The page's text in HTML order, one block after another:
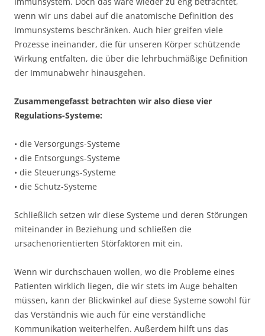
wenn wir uns dabei auf die anatomische Definition des
Immunsystems beschränken. Auch hier greifen viele
Prozesse ineinander, die für unseren Körper schützende
Wirkung entfalten, die über die lehrbuchmäßige Definition
der Immunabwehr hinausgehen.
Zusammengefasst betrachten wir also diese vier
Regulations-Systeme:
• die Versorgungs-Systeme
• die Entsorgungs-Systeme
• die Steuerungs-Systeme
• die Schutz-Systeme
Schließlich setzen wir diese Systeme und deren Störungen
miteinander in Beziehung und schließen die
ursachenorientierten Störfaktoren mit ein.
Wenn wir durchschauen wollen, wo die Probleme eines
Patienten wirklich liegen, die wir stets im Auge behalten
müssen, kann der Blickwinkel auf diese Systeme sowohl für
das Verständnis wie auch für eine verständliche
Kommunikation weiterhelfen. Außerdem hilft uns das